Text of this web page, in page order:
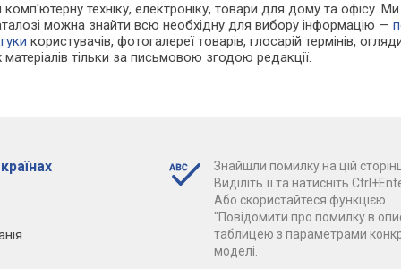
комп'ютерну техніку, електроніку, товари для дому та офісу.
можна знайти всю необхідну для вибору інформацію —
користувачів, фотогалереї товарів, глосарій термінів,
тільки за письмовою згодою редакції.
Знайшли помилку на цій
Виділіть її та натисніть
Або скористайтеся функцією
"Повідомити про помилку в
таблицею з параметрами
моделі.